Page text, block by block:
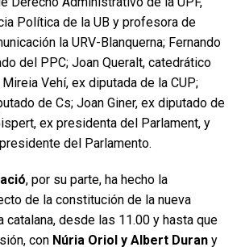
Política de la UB y profesora de
la URV-Blanquerna; Fernando
del PPC; Joan Queralt, catedrático
Vehí, ex diputada de la CUP;
de Cs; Joan Giner, ex diputado de
ex presidenta del Parlament, y
del Parlamento.
, por su parte, ha hecho la
de la constitución de la nueva
catalana, desde las 11.00 y hasta que
con Núria Oriol y Albert Duran y